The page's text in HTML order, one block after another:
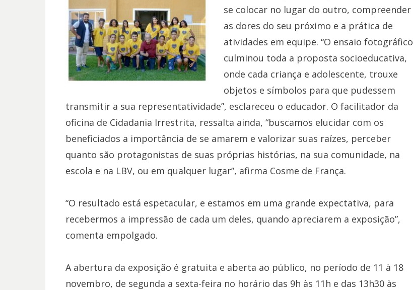
se colocar no lugar do outro, compreender
as dores do seu próximo e a prática de
atividades em equipe. “O ensaio fotográfico
culminou toda a proposta socioeducativa,
onde cada criança e adolescente, trouxe
objetos e símbolos para que pudessem
transmitir a sua representatividade”, esclareceu o educador. O facilitador da
oficina de Cidadania Irrestrita, ressalta ainda, “buscamos elucidar com os
beneficiados a importância de se amarem e valorizar suas raízes, perceber
quanto são protagonistas de suas próprias histórias, na sua comunidade, na
escola e na LBV, ou em qualquer lugar”, afirma Cosme de França.
“O resultado está espetacular, e estamos em uma grande expectativa, para
recebermos a impressão de cada um deles, quando apreciarem a exposição”,
comenta empolgado.
A abertura da exposição é gratuita e aberta ao público, no período de 11 à 18
novembro, de segunda a sexta-feira no horário das 9h às 11h e das 13h30 às